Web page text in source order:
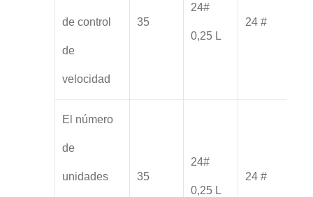
de control
de
velocidad
35
24#
0,25 L
24 #
El número
de
unidades 35
24#
0,25 L
24 #